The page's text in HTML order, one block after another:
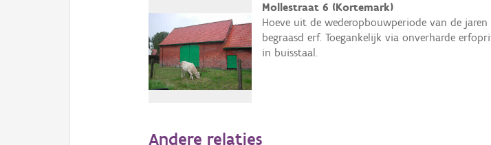
Mollestraat 6 (Kortemark)
Hoeve uit de wederopbouwperiode van de jaren
begraasd erf. Toegankelijk via onverharde
in buisstaal.
Andere relaties